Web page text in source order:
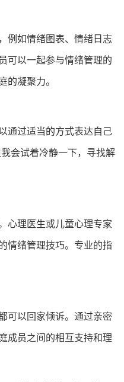
例如情绪图表、情绪日志
可以一起参与情绪管理的
的凝聚力。
通过适当的方式表达自己
会试着冷静一下，寻找解
心理医生或儿童心理专家
情绪管理技巧。专业的指
可以回家倾诉。通过亲密
成员之间的相互支持和理